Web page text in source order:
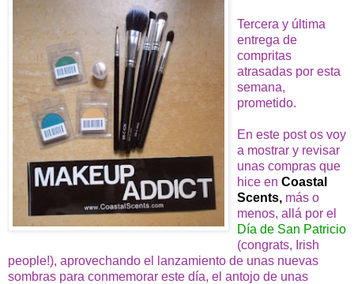
Tercera y última
entrega de
compritas
atrasadas por esta
semana,
prometido.
En este post os voy
a mostrar y revisar
unas compras que
hice en Coastal
Scents, más o
menos, allá por el
Día de San Patricio
(congrats, Irish
people!), aprovechando el lanzamiento de unas nuevas
sombras para conmemorar este día, el antojo de unas